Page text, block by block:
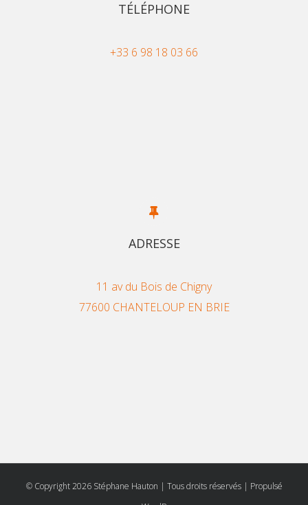
TÉLÉPHONE
+33 6 98 18 03 66
ADRESSE
11 av du Bois de Chigny
77600 CHANTELOUP EN BRIE
© Copyright2026 Stéphane Hauton | Tous droits réservés | Propulsé